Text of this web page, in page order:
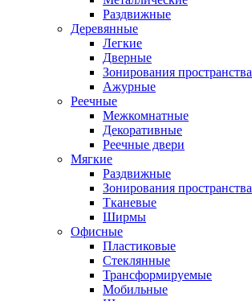
Раздвижные
Деревянные
Легкие
Дверные
Зонирования пространства
Ажурные
Реечные
Межкомнатные
Декоративные
Реечные двери
Мягкие
Раздвижные
Зонирования пространства
Тканевые
Ширмы
Офисные
Пластиковые
Стеклянные
Трансформируемые
Мобильные